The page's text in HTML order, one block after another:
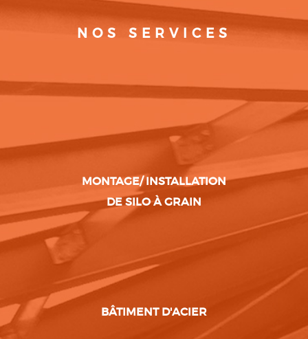
NOS SERVICES
MONTAGE/ INSTALLATION
DE SILO À GRAIN
BÂTIMENT D'ACIER